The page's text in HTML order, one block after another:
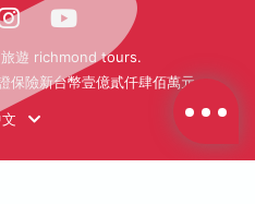
遊 richmond tours.
保險新台幣壹億貳仟肆佰萬元